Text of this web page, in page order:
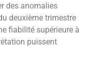
des anomalies
deuxième trimestre
fiabilité supérieure à
puissent